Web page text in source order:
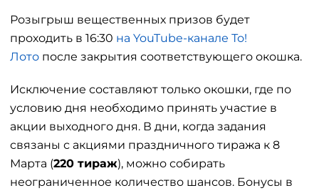
Розыгрыш вещественных призов будет
проходить в 16:30 на YouTube-канале То!
Лото после закрытия соответствующего окошка.
Исключение составляют только окошки, где по
условию дня необходимо принять участие в
акции выходного дня. В дни, когда задания
связаны с акциями праздничного тиража к 8
Марта (220 тираж), можно собирать
неограниченное количество шансов. Бонусы в